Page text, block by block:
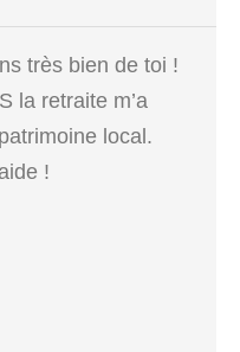
très bien de toi !
la retraite m’a
local.
!